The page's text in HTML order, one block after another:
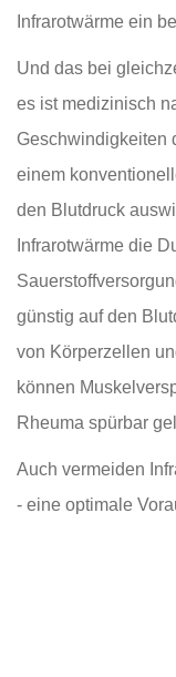
Infrarotwärme ein
Und das bei
es ist medizinisch
Geschwindigkeiten
einem
den Blutdruck
Infrarotwärme die
günstig auf den
von Körperzellen
können
Rheuma spürbar
Auch vermeiden
- eine optimale